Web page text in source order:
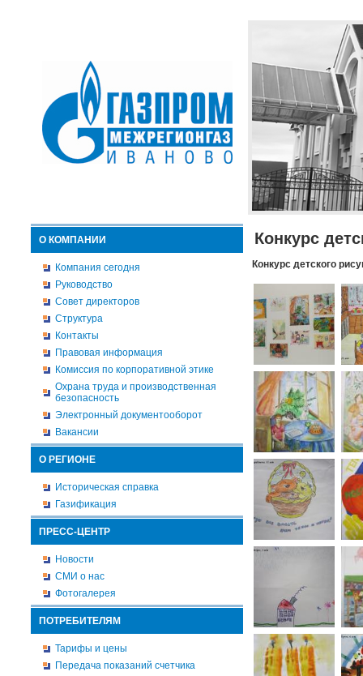
О КОМПАНИИ
Компания сегодня
Руководство
Совет директоров
Структура
Контакты
Правовая информация
Комиссия по корпоративной этике
Охрана труда и производственная
безопасность
Электронный документооборот
Вакансии
О РЕГИОНЕ
Историческая справка
Газификация
ПРЕСС-ЦЕНТР
Новости
СМИ о нас
Фотогалерея
ПОТРЕБИТЕЛЯМ
Тарифы и цены
Передача показаний счетчика
Конкурс
Конкурс детского